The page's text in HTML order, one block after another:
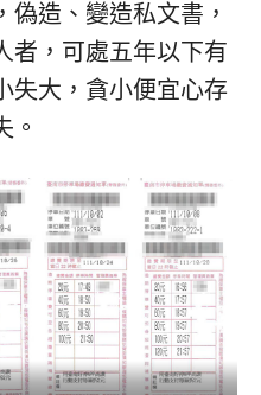
偽造、變造私文書，
者，可處五年以下有
失大，貪小便宜心存
。